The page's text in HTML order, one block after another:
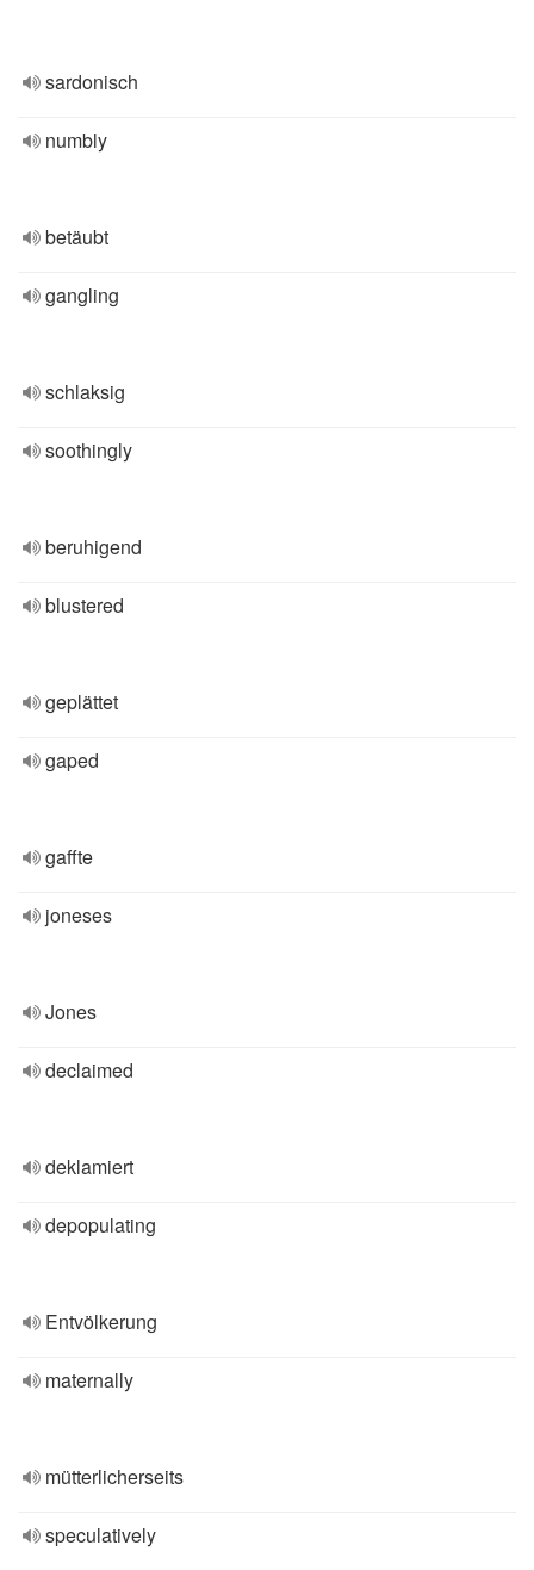
sardonisch
numbly
betäubt
gangling
schlaksig
soothingly
beruhigend
blustered
geplättet
gaped
gaffte
joneses
Jones
declaimed
deklamiert
depopulating
Entvölkerung
maternally
mütterlicherseits
speculatively